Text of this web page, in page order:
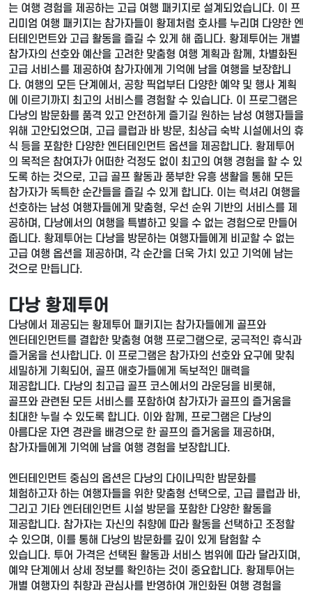
는 여행 경험을 제공하는 고급 여행 패키지로 설계되었습니다. 이 프
리미엄 여행 패키지는 참가자들이 황제처럼 호사를 누리며 다양한 엔
터테인먼트와 고급 활동을 즐길 수 있게 해 줍니다. 황제투어는 개별
참가자의 선호와 예산을 고려한 맞춤형 여행 계획과 함께, 차별화된
고급 서비스를 제공하여 참가자에게 기억에 남을 여행을 보장합니
다. 여행의 모든 단계에서, 공항 픽업부터 다양한 예약 및 행사 계획
에 이르기까지 최고의 서비스를 경험할 수 있습니다. 이 프로그램은
다낭의 밤문화를 품격 있고 안전하게 즐기길 원하는 남성 여행자들을
위해 고안되었으며, 고급 클럽과 바 방문, 최상급 숙박 시설에서의 휴
식 등을 포함한 다양한 엔터테인먼트 옵션을 제공합니다. 황제투어
의 목적은 참여자가 어떠한 걱정도 없이 최고의 여행 경험을 할 수 있
도록 하는 것으로, 고급 골프 활동과 풍부한 유흥 생활을 통해 모든
참가자가 독특한 순간들을 즐길 수 있게 합니다. 이는 럭셔리 여행을
선호하는 남성 여행자들에게 맞춤형, 우선 순위 기반의 서비스를 제
공하며, 다낭에서의 여행을 특별하고 잊을 수 없는 경험으로 만들어
줍니다. 황제투어는 다낭을 방문하는 여행자들에게 비교할 수 없는
고급 여행 옵션을 제공하며, 각 순간을 더욱 가치 있고 기억에 남는
것으로 만듭니다.
다낭 황제투어
다낭에서 제공되는 황제투어 패키지는 참가자들에게 골프와
엔터테인먼트를 결합한 맞춤형 여행 프로그램으로, 궁극적인 휴식과
즐거움을 선사합니다. 이 프로그램은 참가자의 선호와 요구에 맞춰
세밀하게 기획되어, 골프 애호가들에게 독보적인 매력을
제공합니다. 다낭의 최고급 골프 코스에서의 라운딩을 비롯해,
골프와 관련된 모든 서비스를 포함하여 참가자가 골프의 즐거움을
최대한 누릴 수 있도록 합니다. 이와 함께, 프로그램은 다낭의
아름다운 자연 경관을 배경으로 한 골프의 즐거움을 제공하며,
참가자들에게 기억에 남을 여행 경험을 보장합니다.
엔터테인먼트 중심의 옵션은 다낭의 다이나믹한 밤문화를
체험하고자 하는 여행자들을 위한 맞춤형 선택으로, 고급 클럽과 바,
그리고 기타 엔터테인먼트 시설 방문을 포함한 다양한 활동을
제공합니다. 참가자는 자신의 취향에 따라 활동을 선택하고 조정할
수 있으며, 이를 통해 다낭의 밤문화를 깊이 있게 탐험할 수
있습니다. 투어 가격은 선택된 활동과 서비스 범위에 따라 달라지며,
예약 단계에서 상세 정보를 확인하는 것이 중요합니다. 황제투어는
개별 여행자의 취향과 관심사를 반영하여 개인화된 여행 경험을